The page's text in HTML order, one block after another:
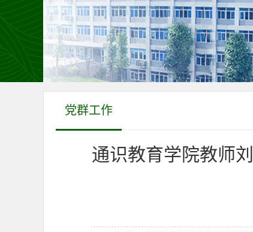
党群工作
通识教育学院教师